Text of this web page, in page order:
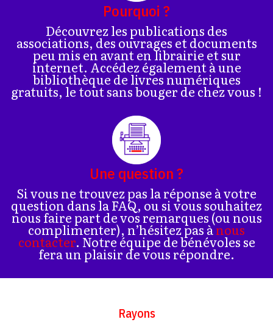
Pourquoi ?
Découvrez les publications des
associations, des ouvrages et documents
peu mis en avant en librairie et sur
internet. Accédez également à une
bibliothèque de livres numériques
gratuits, le tout sans bouger de chez vous !
Une question ?
Si vous ne trouvez pas la réponse à votre
question dans la FAQ, ou si vous souhaitez
nous faire part de vos remarques (ou nous
complimenter), n’hésitez pas ànous
contacter. Notre équipe de bénévoles se
fera un plaisir de vous répondre.
Rayons